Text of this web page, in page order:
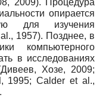
2009). Процедура
опирается
для изучения
1957). Позднее, в
компьютерного
в исследованиях
Хозе, 2009;
1995; Calder et al.,